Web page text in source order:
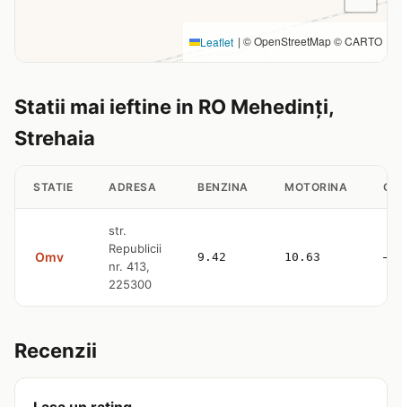
Leaflet | © OpenStreetMap © CARTO
Statii mai ieftine in RO Mehedinți,
Strehaia
STATIE ADRESA BENZINA MOTORINA
Omv
str.
Republicii
nr. 413,
225300
9.42 10.63 —
Recenzii